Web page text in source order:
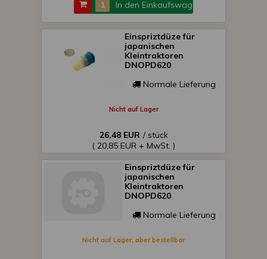
In den Einkaufswagen
Einspriztdüze für
japanischen
Kleintraktoren
DNOPD620
Normale Lieferung
Nicht auf Lager
26,48 EUR / stück
( 20,85 EUR + MwSt. )
Einspriztdüze für
japanischen
Kleintraktoren
DNOPD620
Normale Lieferung
Nicht auf Lager, aber bestellbar